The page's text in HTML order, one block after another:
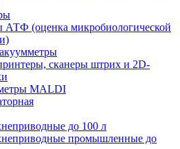
(оценка микробиологической
сканеры штрих и 2D-
MALDI
до 100 л
промышленные до